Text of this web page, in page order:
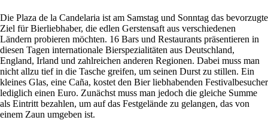
Die Plaza de la Candelaria ist am Samstag und Sonntag das bevorzugte
Ziel für Bierliebhaber, die edlen Gerstensaft aus verschiedenen
Ländern probieren möchten. 16 Bars und Restaurants präsentieren in
diesen Tagen internationale Bierspezialitäten aus Deutschland,
England, Irland und zahlreichen anderen Regionen. Dabei muss man
nicht allzu tief in die Tasche greifen, um seinen Durst zu stillen. Ein
kleines Glas, eine Caña, kostet den Bier liebhabenden Festivalbesucher
lediglich einen Euro. Zunächst muss man jedoch die gleiche Summe
als Eintritt bezahlen, um auf das Festgelände zu gelangen, das von
einem Zaun umgeben ist.